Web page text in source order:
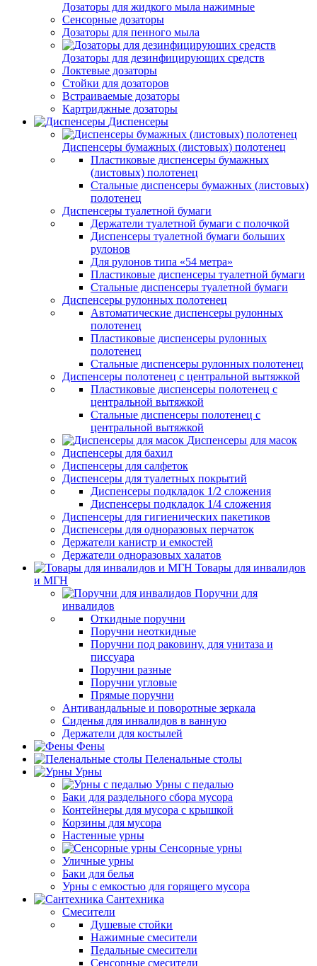
Дозаторы для жидкого мыла нажимные
Сенсорные дозаторы
Дозаторы для пенного мыла
Дозаторы для дезинфицирующих средств
Локтевые дозаторы
Стойки для дозаторов
Встраиваемые дозаторы
Картриджные дозаторы
Диспенсеры
Диспенсеры бумажных (листовых) полотенец
Пластиковые диспенсеры бумажных
(листовых) полотенец
Стальные диспенсеры бумажных (листовых)
полотенец
Диспенсеры туалетной бумаги
Держатели туалетной бумаги с полочкой
Диспенсеры туалетной бумаги больших
рулонов
Для рулонов типа «54 метра»
Пластиковые диспенсеры туалетной бумаги
Стальные диспенсеры туалетной бумаги
Диспенсеры рулонных полотенец
Автоматические диспенсеры рулонных
полотенец
Пластиковые диспенсеры рулонных
полотенец
Стальные диспенсеры рулонных полотенец
Диспенсеры полотенец с центральной вытяжкой
Пластиковые диспенсеры полотенец с
центральной вытяжкой
Стальные диспенсеры полотенец с
центральной вытяжкой
Диспенсеры для масок
Диспенсеры для бахил
Диспенсеры для салфеток
Диспенсеры для туалетных покрытий
Диспенсеры подкладок 1/2 сложения
Диспенсеры подкладок 1/4 сложения
Диспенсеры для гигиенических пакетиков
Диспенсеры для одноразовых перчаток
Держатели канистр и емкостей
Держатели одноразовых халатов
Товары для инвалидов
и МГН
Поручни для
инвалидов
Откидные поручни
Поручни неоткидные
Поручни под раковину, для унитаза и
писсуара
Поручни разные
Поручни угловые
Прямые поручни
Антивандальные и поворотные зеркала
Сиденья для инвалидов в ванную
Держатели для костылей
Фены
Пеленальные столы
Урны
Урны с педалью
Баки для раздельного сбора мусора
Контейнеры для мусора с крышкой
Корзины для мусора
Настенные урны
Сенсорные урны
Уличные урны
Баки для белья
Урны с емкостью для горящего мусора
Сантехника
Смесители
Душевые стойки
Нажимные смесители
Педальные смесители
Сенсорные смесители